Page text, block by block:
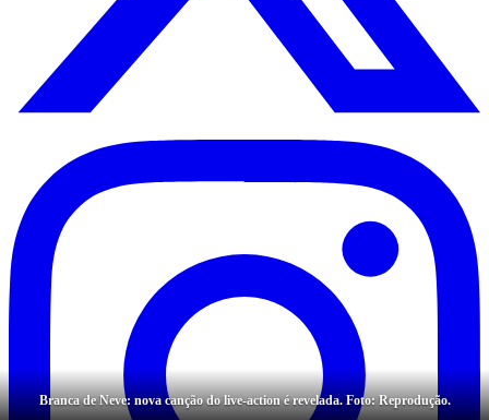
Branca de Neve: nova canção do live-action é revelada. Foto: Reprodução.